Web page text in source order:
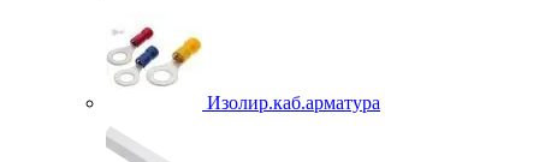
Изолир.каб.арматура